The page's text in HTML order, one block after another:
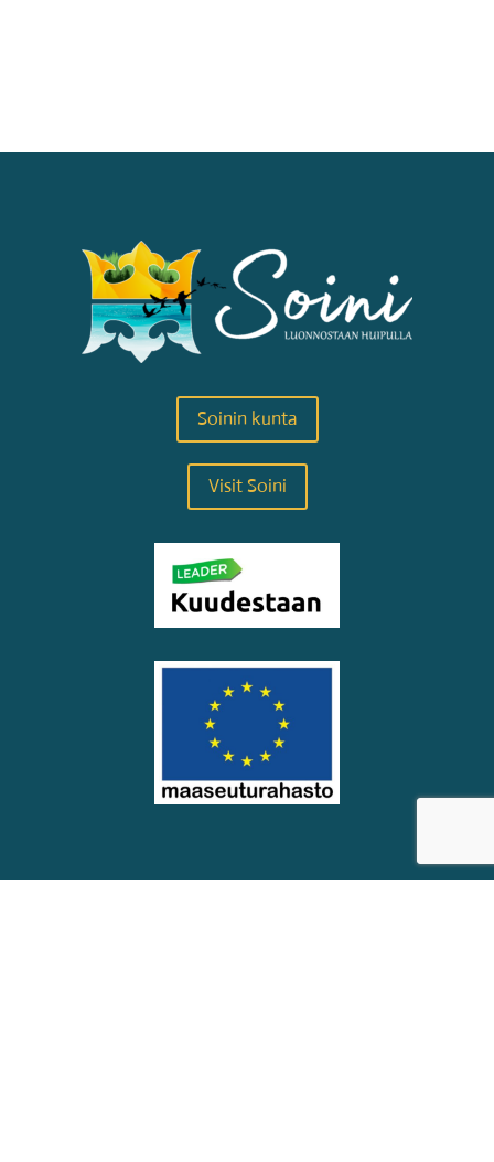
Soinin kunta
Visit Soini